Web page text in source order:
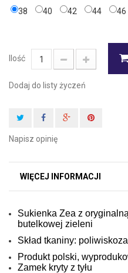
38
40 42 44 46
Ilość
Dodaj do listy życzeń
Napisz opinię
WIĘCEJ INFORMACJI
Sukienka Zea z
butelkowej zieleni
Skład tkaniny: poliwiskoza
Produkt polski,
Zamek kryty z tyłu